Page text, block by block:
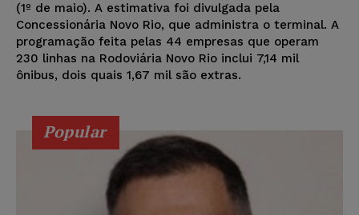
(1º de maio). A estimativa foi divulgada pela
Concessionária Novo Rio, que administra o terminal. A
programação feita pelas 44 empresas que operam
230 linhas na Rodoviária Novo Rio inclui 7,14 mil
ônibus, dois quais 1,67 mil são extras.
Popular